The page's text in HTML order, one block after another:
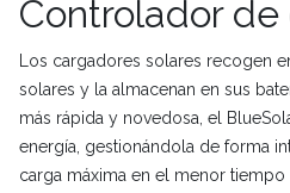
Controlador
Los cargadores solares recogen
solares y la almacenan en sus
más rápida y novedosa, el
energía, gestionándola de forma
carga máxima en el menor